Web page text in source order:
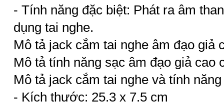
- Tính năng đặc biệt: Phát ra âm
dụng tai nghe.
Mô tả jack cắm tai nghe âm đạo giả
Mô tả tính năng sạc âm đạo giả cao
Mô tả jack cắm tai nghe và tính
- Kích thước: 25.3 x 7.5 cm